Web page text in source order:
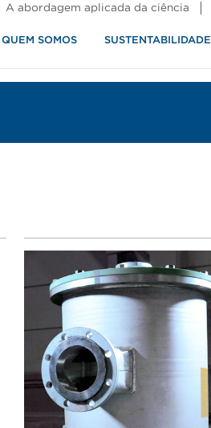
A abordagem aplicada da ciência
QUEM SOMOS SUSTENTABILIDADE